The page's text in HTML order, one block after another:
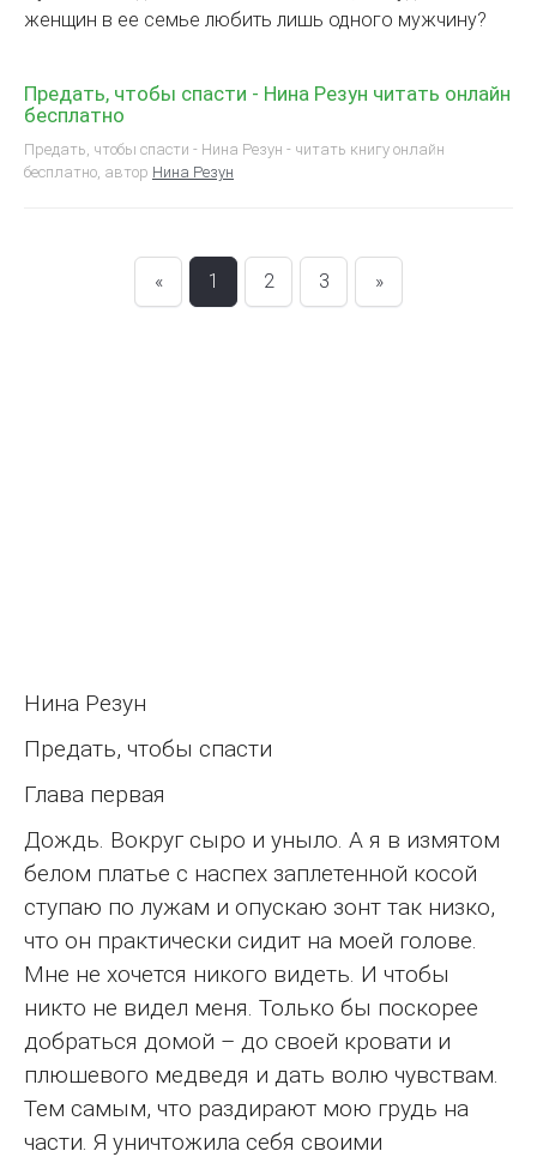
женщин в ее семье любить лишь одного мужчину?
Предать, чтобы спасти - Нина Резун читать онлайн
бесплатно
Предать, чтобы спасти - Нина Резун - читать книгу онлайн
бесплатно, автор Нина Резун
« 1 2 3 »
Нина Резун
Предать, чтобы спасти
Глава первая
Дождь. Вокруг сыро и уныло. А я в измятом
белом платье с наспех заплетенной косой
ступаю по лужам и опускаю зонт так низко,
что он практически сидит на моей голове.
Мне не хочется никого видеть. И чтобы
никто не видел меня. Только бы поскорее
добраться домой – до своей кровати и
плюшевого медведя и дать волю чувствам.
Тем самым, что раздирают мою грудь на
части. Я уничтожила себя своими